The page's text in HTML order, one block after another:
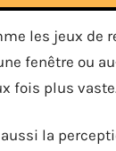
les jeux de
fenêtre ou
fois plus
la